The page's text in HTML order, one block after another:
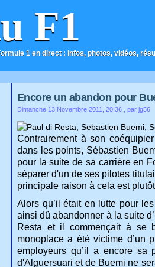
F1
1 en direct : infos, photos, vidéos,
Encore un abandon pour
Dimanche 13 Novembre 2011, 20:36 , par jg56
Contrairement à son
dans les points, Sébastien
pour la suite de sa carrière en
séparer d'un de ses pilotes
principale raison à cela est
Alors qu’il était en lutte pour
ainsi dû abandonner à la suite
Resta et il commençait à se
monoplace a été victime d’un
employeurs qu’il a encore
d'Alguersuari et de Buemi ne